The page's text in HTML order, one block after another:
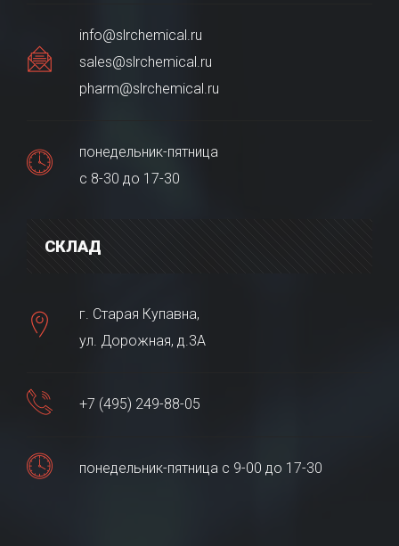
info@slrchemical.ru
sales@slrchemical.ru
pharm@slrchemical.ru
понедельник-пятница
с 8-30 до 17-30
СКЛАД
г. Старая Купавна,
ул. Дорожная, д.3А
+7 (495) 249-88-05
понедельник-пятница с 9-00 до 17-30